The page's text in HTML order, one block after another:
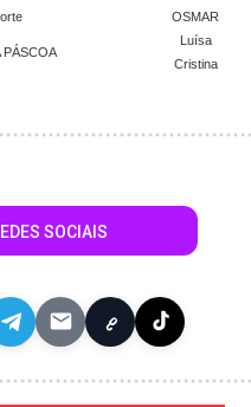
OSMAR
PÁSCOA
Luísa
Cristina
SOCIAIS